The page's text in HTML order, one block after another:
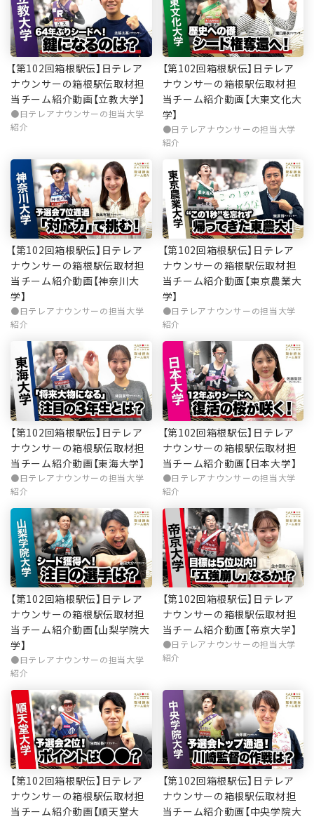
【第102回箱根駅伝】日テレア
ナウンサーの箱根駅伝取材担
当チーム紹介動画【立教大学】
日テレアナウンサーの担当大学
紹介
【第102回箱根駅伝】日テレア
ナウンサーの箱根駅伝取材担
当チーム紹介動画【大東文化大
学】
日テレアナウンサーの担当大学
紹介
【第102回箱根駅伝】日テレア
ナウンサーの箱根駅伝取材担
当チーム紹介動画【神奈川大
学】
日テレアナウンサーの担当大学
紹介
【第102回箱根駅伝】日テレア
ナウンサーの箱根駅伝取材担
当チーム紹介動画【東京農業大
学】
日テレアナウンサーの担当大学
紹介
【第102回箱根駅伝】日テレア
ナウンサーの箱根駅伝取材担
当チーム紹介動画【東海大学】
日テレアナウンサーの担当大学
紹介
【第102回箱根駅伝】日テレア
ナウンサーの箱根駅伝取材担
当チーム紹介動画【日本大学】
日テレアナウンサーの担当大学
紹介
【第102回箱根駅伝】日テレア
ナウンサーの箱根駅伝取材担
当チーム紹介動画【山梨学院大
学】
日テレアナウンサーの担当大学
紹介
【第102回箱根駅伝】日テレア
ナウンサーの箱根駅伝取材担
当チーム紹介動画【帝京大学】
日テレアナウンサーの担当大学
紹介
【第102回箱根駅伝】日テレア
ナウンサーの箱根駅伝取材担
当チーム紹介動画【順天堂大
【第102回箱根駅伝】日テレア
ナウンサーの箱根駅伝取材担
当チーム紹介動画【中央学院大